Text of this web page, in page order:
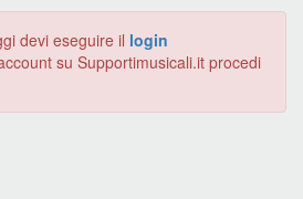
devi eseguire il login
su Supportimusicali.it procedi